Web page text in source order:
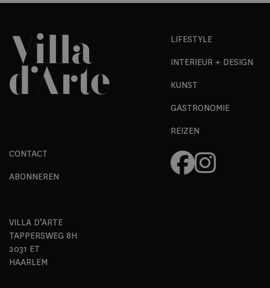
LIFESTYLE
INTERIEUR + DESIGN
KUNST
GASTRONOMIE
REIZEN
CONTACT
ABONNEREN
VILLA D’ARTE
TAPPERSWEG 8H
2031 ET
HAARLEM